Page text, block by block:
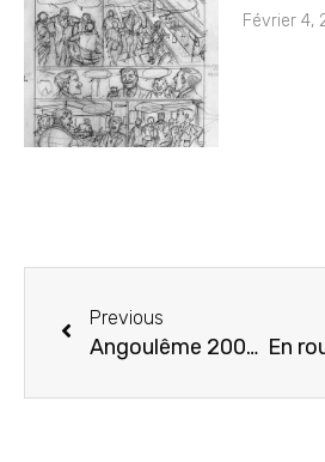
Février 4,
Previous
Angoulême 2007- Le retour!